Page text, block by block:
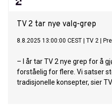
TV 2 tar nye valg-grep
8.8.2025 13:00:00 CEST TV 2
– I år tar TV 2 nye grep for å
forståelig for flere. Vi satser
tradisjonelle konsepter, sier